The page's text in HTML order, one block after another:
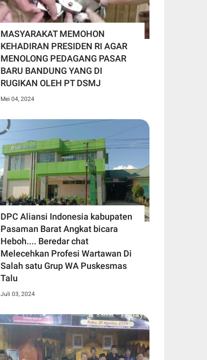
MASYARAKAT MEMOHON
KEHADIRAN PRESIDEN RI AGAR
MENOLONG PEDAGANG PASAR
BARU BANDUNG YANG DI
RUGIKAN OLEH PT DSMJ
Mei 04, 2024
DPC Aliansi Indonesia kabupaten
Pasaman Barat Angkat bicara
Heboh.... Beredar chat
Melecehkan Profesi Wartawan Di
Salah satu Grup WA Puskesmas
Talu
Juli 03, 2024